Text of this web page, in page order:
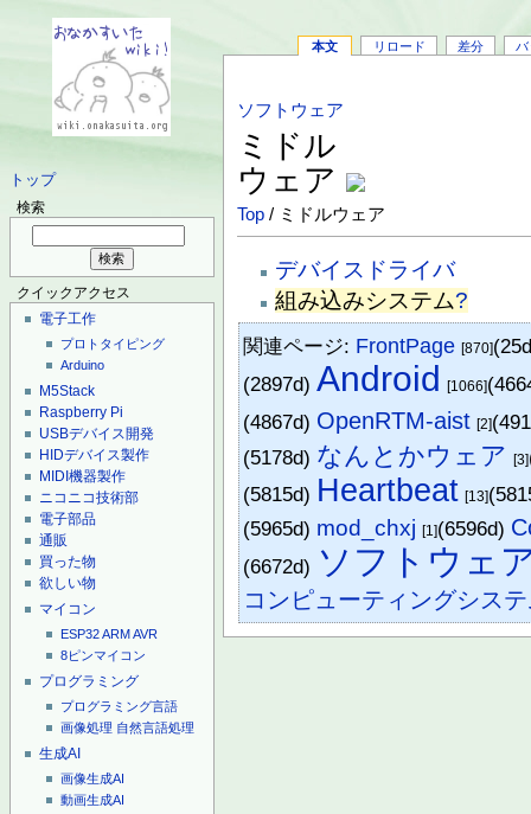
トップ
検索
クイックアクセス
電子工作
プロトタイピング
Arduino
M5Stack
Raspberry Pi
USBデバイス開発
HIDデバイス製作
MIDI機器製作
ニコニコ技術部
電子部品
通販
買った物
欲しい物
マイコン
ESP32ARMAVR
8ピンマイコン
プログラミング
プログラミング言語
画像処理 自然言語処理
生成AI
画像生成AI
動画生成AI
本文 リロード 差分 バ
ソフトウェア
ミドル
ウェア
Top / ミドルウェア
デバイスドライバ
組み込みシステム?
関連ページ: FrontPage [870]
(2897d)Android [1066]
(4867d) OpenRTM-aist [2]
(5178d) なんとかウェア [3]
(5815d) Heartbeat [13]
(5965d) mod_chxj [1](6596d)
(6672d) ソフトウェ
コンピューティングシス